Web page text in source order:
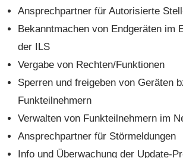
Ansprechpartner für Autorisierte
Bekanntmachen von Endgeräten im
der ILS
Vergabe von Rechten/Funktionen
Sperren und freigeben von Geräten
Funkteilnehmern
Verwalten von Funkteilnehmern im
Ansprechpartner für Störmeldungen
Info und Überwachung der Update-